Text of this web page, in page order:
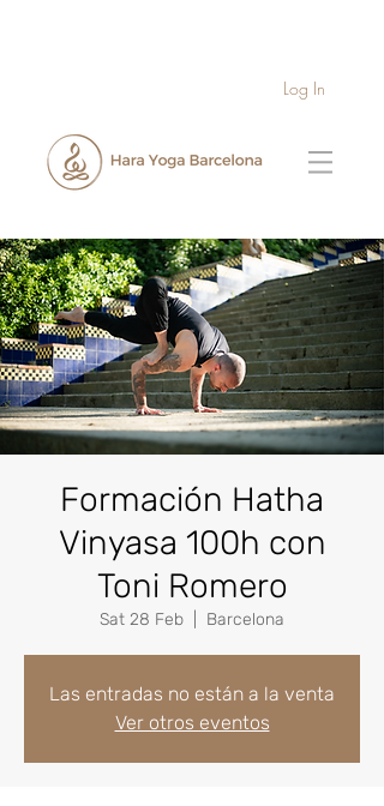
Log In
Formación Hatha
Vinyasa 100h con
Toni Romero
Sat 28 Feb Barcelona
Las entradas no están a la venta
Ver otros eventos